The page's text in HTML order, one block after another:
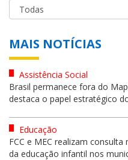
MAIS NOTÍCIAS
Assistência Social
Brasil permanece fora do
destaca o papel estratégico
Educação
FCC e MEC realizam
da educação infantil nos